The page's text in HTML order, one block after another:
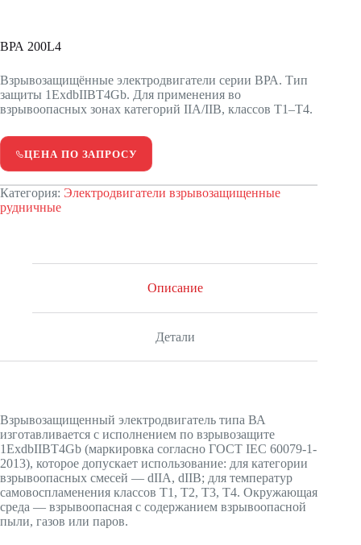
ВРА 200L4
Взрывозащищённые электродвигатели серии ВРА. Тип
защиты 1ExdbIIBT4Gb. Для применения во
взрывоопасных зонах категорий IIA/IIB, классов T1–T4.
ЦЕНА ПО ЗАПРОСУ
Категория: Электродвигатели взрывозащищенные
рудничные
Описание
Детали
Взрывозащищенный электродвигатель типа ВА
изготавливается с исполнением по взрывозащите
1ExdbIIBT4Gb (маркировка согласно ГОСТ IEC 60079-1-
2013), которое допускает использование: для категории
взрывоопасных смесей — dIIA, dIIB; для температур
самовоспламенения классов Т1, Т2, Т3, Т4. Окружающая
среда — взрывоопасная с содержанием взрывоопасной
пыли, газов или паров.